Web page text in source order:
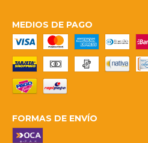
MEDIOS DE PAGO
FORMAS DE ENVÍO